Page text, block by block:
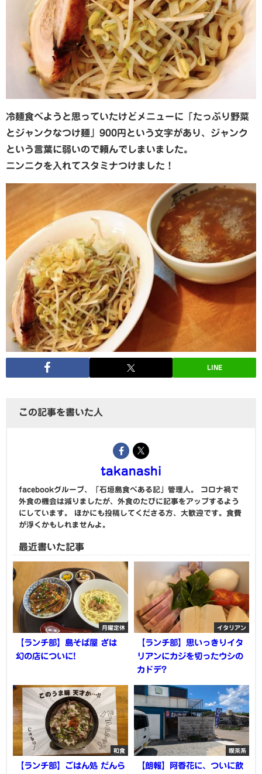
冷麺食べようと思っていたけどメニューに「たっぷり野菜
とジャンクなつけ麺」900円という文字があり、ジャンク
という言葉に弱いので頼んでしまいました。
ニンニクを入れてスタミナつけました！
LINE
この記事を書いた人
takanashi
facebookグループ、「石垣島食べある記」管理人。 コロナ禍で
外食の機会は減りましたが、外食のたびに記事をアップするよう
にしています。 ほかにも投稿してくださる方、大歓迎です。食費
が浮くかもしれませんよ。
最近書いた記事
月曜定休
【ランチ部】島そば屋 ざは
幻の店についに!
イタリアン
【ランチ部】思いっきりイタ
リアンにカジを切ったウシの
カドデ?
和食
【ランチ部】ごはん処 だんら
喫茶系
【朗報】阿香花に、ついに飲